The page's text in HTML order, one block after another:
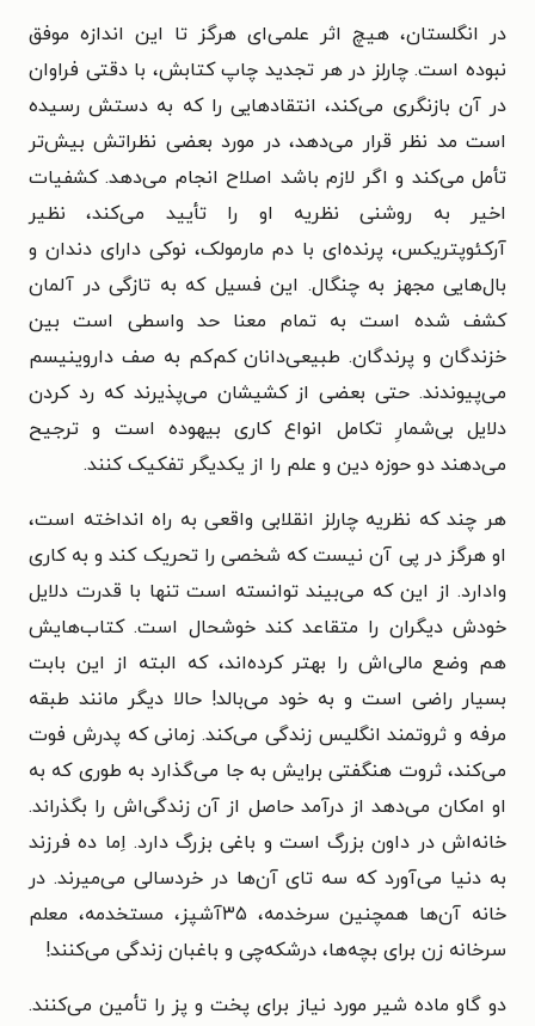
در انگلستان، هیچ اثر علمی‌ای هرگز تا این اندازه موفق
نبوده است. چارلز در هر تجدید چاپ کتابش، با دقتی فراوان
در آن بازنگری می‌کند، انتقادهایی را که به دستش رسیده
است مد نظر قرار می‌دهد، در مورد بعضی نظراتش بیش‌تر
تأمل می‌کند و اگر لازم باشد اصلاح انجام می‌دهد. کشفیات
اخیر به روشنی نظریه او را تأیید می‌کند، نظیر
آرکئوپتریکس، پرنده‌ای با دم مارمولک، نوکی دارای دندان و
بال‌هایی مجهز به چنگال. این فسیل که به تازگی در آلمان
کشف شده است به تمام معنا حد واسطی است بین
خزندگان و پرندگان. طبیعی‌دانان کم‌کم به صف داروینیسم
می‌پیوندند. حتی بعضی از کشیشان می‌پذیرند که رد کردن
دلایل بی‌شمارِ تکامل انواع کاری بیهوده است و ترجیح
می‌دهند دو حوزه دین و علم را از یکدیگر تفکیک کنند.
هر چند که نظریه چارلز انقلابی واقعی به راه انداخته است،
او هرگز در پی آن نیست که شخصی را تحریک کند و به کاری
وادارد. از این که می‌بیند توانسته است تنها با قدرت دلایل
خودش دیگران را متقاعد کند خوشحال است. کتاب‌هایش
هم وضع مالی‌اش را بهتر کرده‌اند، که البته از این بابت
بسیار راضی است و به خود می‌بالد! حالا دیگر مانند طبقه
مرفه و ثروتمند انگلیس زندگی می‌کند. زمانی که پدرش فوت
می‌کند، ثروت هنگفتی برایش به جا می‌گذارد به طوری که به
او امکان می‌دهد از درآمد حاصل از آن زندگی‌اش را بگذراند.
خانه‌اش در داون بزرگ است و باغی بزرگ دارد. اِما ده فرزند
به دنیا می‌آورد که سه تای آن‌ها در خردسالی می‌میرند. در
خانه آن‌ها همچنین سرخدمه، ۳۵آشپز، مستخدمه، معلم
سرخانه زن برای بچه‌ها، درشکه‌چی و باغبان زندگی می‌کنند!
دو گاو ماده شیر مورد نیاز برای پخت و پز را تأمین می‌کنند.